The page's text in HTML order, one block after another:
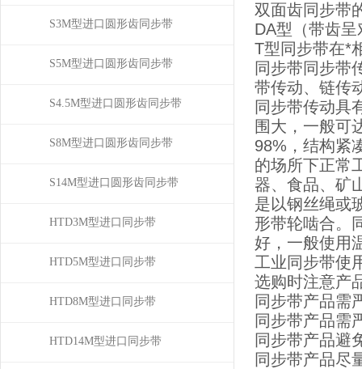
S3M型进口圆形齿同步带
S5M型进口圆形齿同步带
S4.5M型进口圆形齿同步带
S8M型进口圆形齿同步带
S14M型进口圆形齿同步带
HTD3M型进口同步带
HTD5M型进口同步带
HTD8M型进口同步带
HTD14M型进口同步带
双面齿同步带
DA型（带齿
T型同步带在*
同步带同步带
带传动、链传
同步带传动具
围大，一般可
98%，结构紧
的场所下正常
器、食品、矿
是以钢丝绳或
形带轮啮合。
好，一般使用
工业同步带使
选购时注意产
同步带产品需
同步带产品需
同步带产品避
同步带产品尽